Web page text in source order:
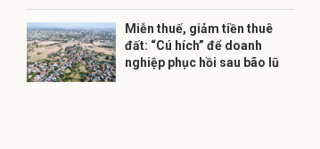
Miễn thuế, giảm tiền thuê
đất: “Cú hích” để doanh
nghiệp phục hồi sau bão lũ